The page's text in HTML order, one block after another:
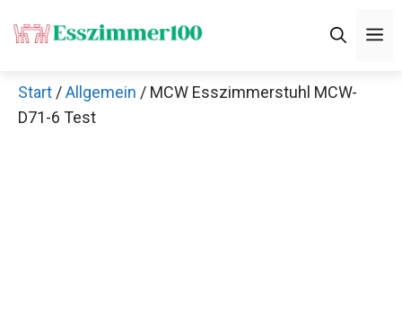
Inhalt
Start /Allgemein / MCW Esszimmerstuhl MCW-
D71-6 Test